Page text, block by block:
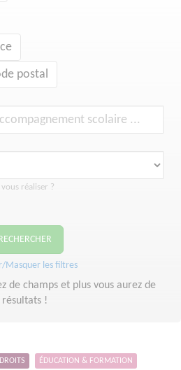
postal
réaliser ?
Masquer les filtres
de champs et plus vous aurez de
résultats !
ÉDUCATION & FORMATION